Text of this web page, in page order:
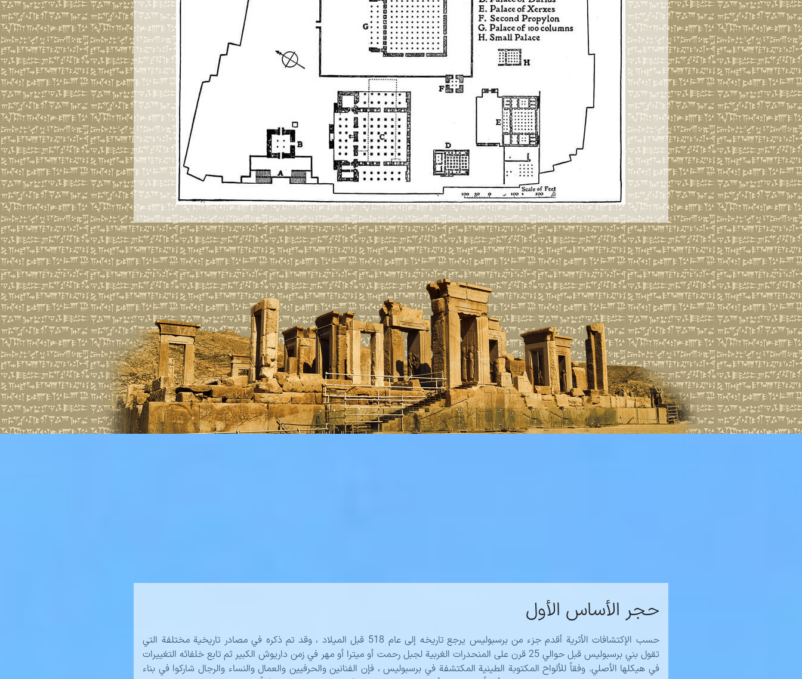
حجر الأساس الأول
حسب الإكتشافات الأثرية أقدم جزء من برسبوليس يرجع تاريخه إلى عام 518 قبل الميلاد ، وقد تم ذكره في مصادر تاريخية مختلفة التي
تقول بني برسبوليس قبل حوالي 25 قرن على المنحدرات الغربية لجبل رحمت أو ميترا أو مهر في زمن داریوش الكبير ثم تابع خلفائه التغييرات
في هيكلها الأصلي. وفقاً للألواح المکتوبة الطينية المكتشفة في برسبوليس ، فإن الفنانين والحرفيين والعمال والنساء والرجال شاركوا في بناء